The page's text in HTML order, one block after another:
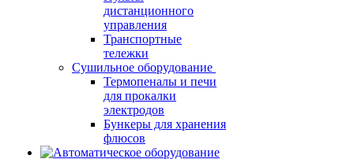
дистанционного
управления
Транспортные
тележки
Сушильное оборудование
Термопеналы и печи
для прокалки
электродов
Бункеры для хранения
флюсов